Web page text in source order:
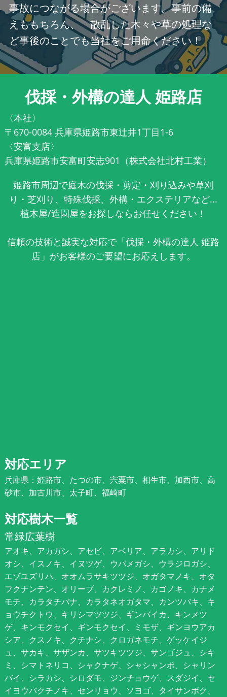
事故につながる場合がございます。事前の備
えももちろん、 散乱した木々や草の処理な
ど事後のことでも当社をご用命ください！
伐採・外構の達人 姫路店
〈本社〉
〒670-0084 兵庫県姫路市東辻井1丁目1-6
〈安富支店〉
兵庫県姫路市安富町安志901（株式会社北村工業）
姫路市周辺で庭木の伐採・剪定・刈り込みや草刈
り・芝刈り、特殊伐採、外構・エクステリアなど...
植木屋/造園屋をお探しならお任せください！
信頼の技術と誠実な対応で「伐採・外構の達人 姫路
店」がお客様のご要望にお応えします。
対応エリア
兵庫県：姫路市、たつの市、宍粟市、相生市、加西市、高
砂市、加古川市、太子町、福崎町
対応樹木一覧
常緑広葉樹
アオキ、アカガシ、アセビ、アベリア、アラカシ、アリド
オシ、イスノキ、イヌツゲ、ウバメガシ、ウラジロガシ、
エゾユズリハ、オオムラサキツツジ、オガタマノキ、オタ
フクナンテン、オリーブ、カクレミノ、カゴノキ、カナメ
モチ、カラタチバナ、カラタネオガタマ、カンツバキ、キ
ョウチクトウ、キリシマツツジ、ギンバイカ、キンメツ
ゲ、キンモクセイ、ギンモクセイ、ミモザ、ギンヨウアカ
シア、クスノキ、クチナシ、クロガネモチ、ゲッケイジ
ュ、サカキ、サザンカ、サツキツツジ、サンゴジュ、シキ
ミ、シマトネリコ、シャクナゲ、シャシャンポ、シャリン
バイ、シラカシ、シロダモ、ジンチョウゲ、スダジイ、セ
イヨウバクチノキ、センリョウ、ソヨゴ、タイサンボク、